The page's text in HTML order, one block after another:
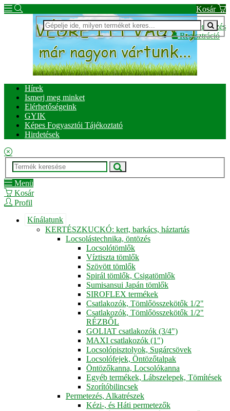
Kosár
Bejelentkezés
Regisztráció
Hírek
Ismerj meg minket
Elérhetőségeink
GYIK
Képes Fogyasztói Tájékoztató
Hirdetések
Menü
Kosár
Profil
Kínálatunk
KERTÉSZKUCKÓ: kert, barkács, háztartás
Locsolástechnika, öntözés
Locsolótömlők
Víztiszta tömlők
Szövött tömlők
Spirál tömlők, Csigatömlők
Sumisansui Japán tömlők
SIROFLEX termékek
Csatlakozók, Tömlőösszekötők 1/2"
Csatlakozók, Tömlőösszekötők 1/2"
RÉZBŐL
GOLIAT csatlakozók (3/4")
MAXI csatlakozók (1")
Locsolópisztolyok, Sugárcsövek
Locsolófejek, Öntözőtalpak
Öntözőkanna, Locsolókanna
Egyéb termékek, Lábszelepek, Tömítések
Szorítóbilincsek
Permetezés, Alkatrészek
Kézi-, és Háti permetezők